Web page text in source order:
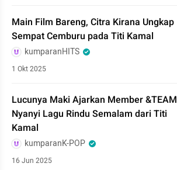
Main Film Bareng, Citra Kirana Ungkap
Sempat Cemburu pada Titi Kamal
kumparanHITS
1 Okt 2025
Lucunya Maki Ajarkan Member &TEAM
Nyanyi Lagu Rindu Semalam dari Titi
Kamal
kumparanK-POP
16 Jun 2025